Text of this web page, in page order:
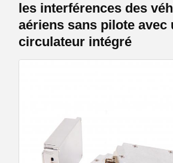
les interférences des
aériens sans pilote avec
circulateur intégré